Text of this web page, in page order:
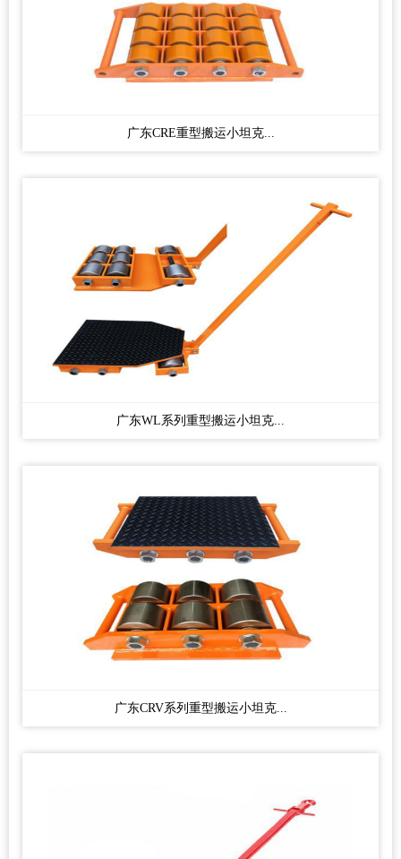
广东CRE重型搬运小坦克...
广东WL系列重型搬运小坦克...
广东CRV系列重型搬运小坦克...